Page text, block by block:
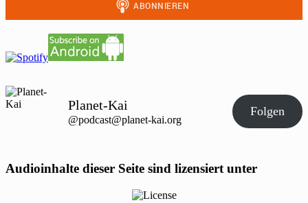
Planet-Kai
@podcast@planet-kai.org
Folgen
Audioinhalte dieser Seite sind lizensiert unter